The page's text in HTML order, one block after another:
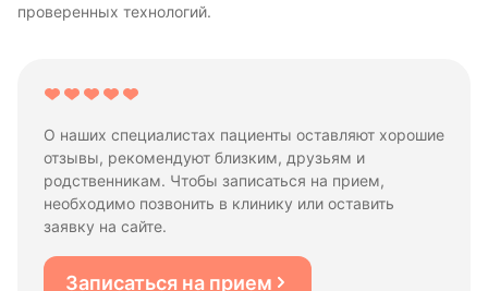
проверенных технологий.
О наших специалистах пациенты оставляют хорошие
отзывы, рекомендуют близким, друзьям и
родственникам. Чтобы записаться на прием,
необходимо позвонить в клинику или оставить
заявку на сайте.
Записаться на прием